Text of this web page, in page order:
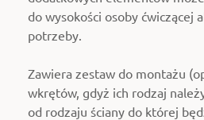
do wysokości osoby ćwiczącej
potrzeby.
Zawiera zestaw do montażu
wkrętów, gdyż ich rodzaj
od rodzaju ściany do której